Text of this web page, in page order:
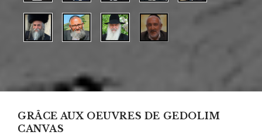
GRÂCE AUX OEUVRES DE GEDOLIM
CANVAS